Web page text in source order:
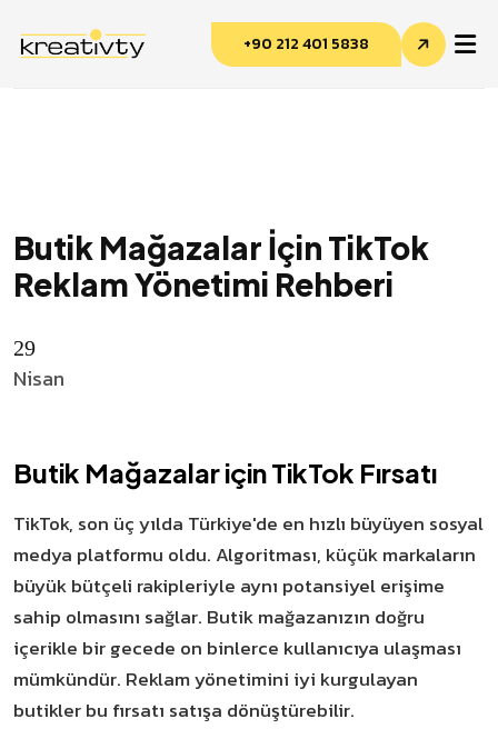
+90 212 401 5838
Butik Mağazalar İçin TikTok
Reklam Yönetimi Rehberi
29
Nisan
Butik Mağazalar için TikTok Fırsatı
TikTok, son üç yılda Türkiye'de en hızlı büyüyen sosyal
medya platformu oldu. Algoritması, küçük markaların
büyük bütçeli rakipleriyle aynı potansiyel erişime
sahip olmasını sağlar. Butik mağazanızın doğru
içerikle bir gecede on binlerce kullanıcıya ulaşması
mümkündür. Reklam yönetimini iyi kurgulayan
butikler bu fırsatı satışa dönüştürebilir.